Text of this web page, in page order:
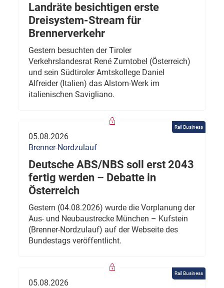
Landräte besichtigen erste
Dreisystem-Stream für
Brennerverkehr
Gestern besuchten der Tiroler
Verkehrslandesrat René Zumtobel (Österreich)
und sein Südtiroler Amtskollege Daniel
Alfreider (Italien) das Alstom-Werk im
italienischen Savigliano.
Rail Business
05.08.2026
Brenner-Nordzulauf
Deutsche ABS/NBS soll erst 2043
fertig werden – Debatte in
Österreich
Gestern (04.08.2026) wurde die Vorplanung der
Aus- und Neubaustrecke München – Kufstein
(Brenner-Nordzulauf) auf der Webseite des
Bundestags veröffentlicht.
Rail Business
05.08.2026